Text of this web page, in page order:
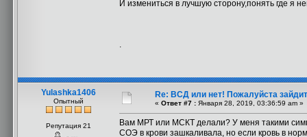
И измениться в лучшую сторону,понять где я
.
Yulashka1406
Опытный
Репутация 21
Re: ВСД или нет! Пожалуйста
« Ответ #7 : Января 28, 2019, 03:36:59 am »
Вам МРТ или МСКТ делали? У меня такими
СОЭ в крови зашкаливала, но если кровь в